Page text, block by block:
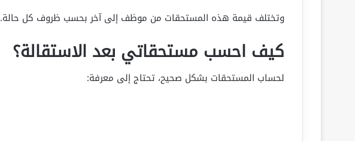
وتختلف قيمة هذه المستحقات من موظف إلى آخر بحسب ظروف كل حالة.
كيف احسب مستحقاتي بعد الاستقالة؟
لحساب المستحقات بشكل صحيح، تحتاج إلى معرفة: